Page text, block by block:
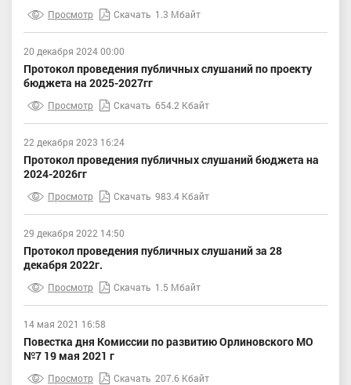
Просмотр Скачать 1.3 Мбайт
20 декабря 2024 00:00
Протокол проведения публичных слушаний по проекту
бюджета на 2025-2027гг
Просмотр Скачать 654.2 Кбайт
22 декабря 2023 16:24
Протокол проведения публичных слушаний бюджета на
2024-2026гг
Просмотр Скачать 983.4 Кбайт
29 декабря 2022 14:50
Протокол проведения публичных слушаний за 28
декабря 2022г.
Просмотр Скачать 1.5 Мбайт
14 мая 2021 16:58
Повестка дня Комиссии по развитию Орлиновского МО
№7 19 мая 2021 г
Просмотр Скачать 207.6 Кбайт